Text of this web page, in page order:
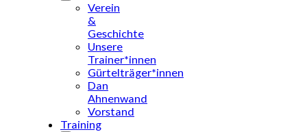
Verein
&
Geschichte
Unsere
Trainer*innen
Gürtelträger*innen
Dan
Ahnenwand
Vorstand
Training